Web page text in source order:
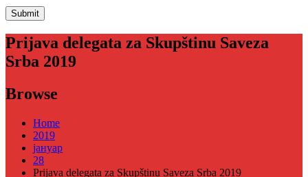
Prijava delegata za Skupštinu Saveza
Srba 2019
Browse
Home
2019
јануар
28
Prijava delegata za Skupštinu Saveza Srba 2019